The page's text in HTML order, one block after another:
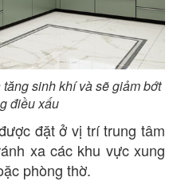
sinh khí và sẽ giảm bớt
điều xấu
đặt ở vị trí trung tâm
xa các khu vực xung
phòng thờ.